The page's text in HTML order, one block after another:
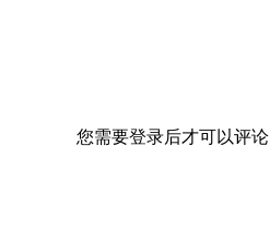
您需要登录后才可以评论